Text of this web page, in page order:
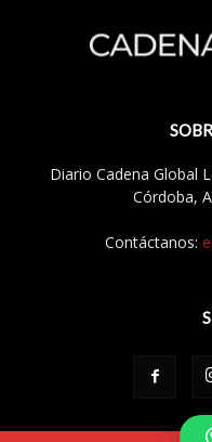
Diario Cadena Global
Córdoba,
Contáctanos: